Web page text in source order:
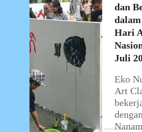
dan
Hari
Juli
Eko
Art
dengan